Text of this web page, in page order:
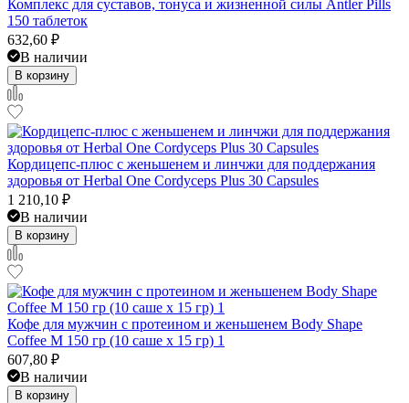
Комплекс для суставов, тонуса и жизненной силы Antler Pills
150 таблеток
632,60 ₽
В наличии
В корзину
Кордицепс-плюс с женьшенем и линчжи для поддержания
здоровья от Herbal One Cordyceps Plus 30 Capsules
1 210,10 ₽
В наличии
В корзину
Кофе для мужчин с протеином и женьшенем Body Shape
Coffee M 150 гр (10 саше x 15 гр) 1
607,80 ₽
В наличии
В корзину